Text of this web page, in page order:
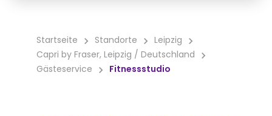
Startseite Standorte
Leipzig
Capri by Fraser, Leipzig / Deutschland
Gästeservice
Fitnessstudio